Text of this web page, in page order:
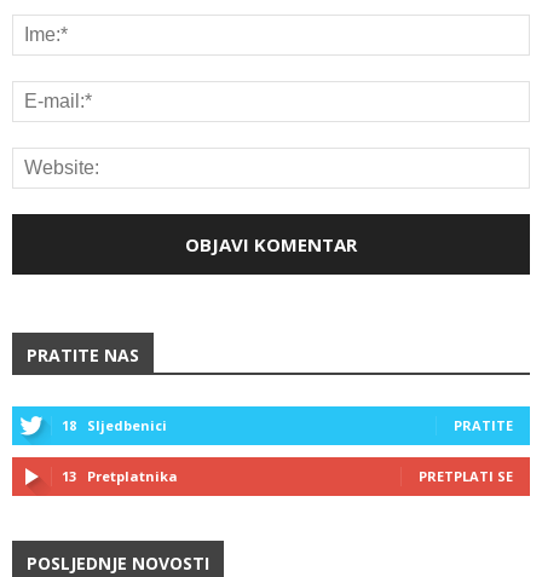
PRATITE NAS
18 Sljedbenici PRATITE
13 Pretplatnika PRETPLATI SE
POSLJEDNJE NOVOSTI